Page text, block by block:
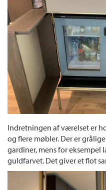
Indretningen af værelset er
og flere møbler. Der er
gardiner, mens for eksempel
guldfarvet. Det giver et flot